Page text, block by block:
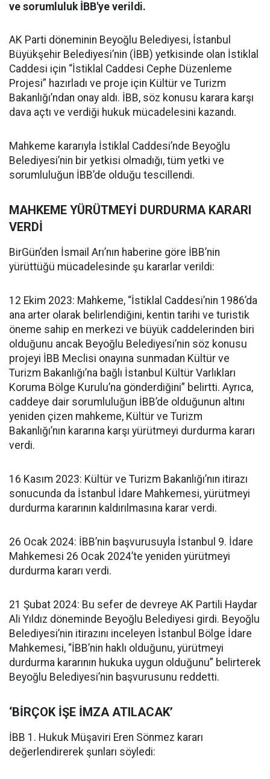
ve sorumluluk İBB'ye verildi.
AK Parti döneminin Beyoğlu Belediyesi, İstanbul
Büyükşehir Belediyesi’nin (İBB) yetkisinde olan İstiklal
Caddesi için “İstiklal Caddesi Cephe Düzenleme
Projesi” hazırladı ve proje için Kültür ve Turizm
Bakanlığı’ndan onay aldı. İBB, söz konusu karara karşı
dava açtı ve verdiği hukuk mücadelesini kazandı.
Mahkeme kararıyla İstiklal Caddesi’nde Beyoğlu
Belediyesi’nin bir yetkisi olmadığı, tüm yetki ve
sorumluluğun İBB’de olduğu tescillendi.
MAHKEME YÜRÜTMEYİ DURDURMA KARARI
VERDİ
BirGün’den İsmail Arı’nın haberine göre İBB’nin
yürüttüğü mücadelesinde şu kararlar verildi:
12 Ekim 2023: Mahkeme, “İstiklal Caddesi’nin 1986’da
ana arter olarak belirlendiğini, kentin tarihi ve turistik
öneme sahip en merkezi ve büyük caddelerinden biri
olduğunu ancak Beyoğlu Belediyesi’nin söz konusu
projeyi İBB Meclisi onayına sunmadan Kültür ve
Turizm Bakanlığı’na bağlı İstanbul Kültür Varlıkları
Koruma Bölge Kurulu’na gönderdiğini” belirtti. Ayrıca,
caddeye dair sorumluluğun İBB’de olduğunun altını
yeniden çizen mahkeme, Kültür ve Turizm
Bakanlığı’nın kararına karşı yürütmeyi durdurma kararı
verdi.
16 Kasım 2023: Kültür ve Turizm Bakanlığı’nın itirazı
sonucunda da İstanbul İdare Mahkemesi, yürütmeyi
durdurma kararının kaldırılmasına karar verdi.
26 Ocak 2024: İBB’nin başvurusuyla İstanbul 9. İdare
Mahkemesi 26 Ocak 2024’te yeniden yürütmeyi
durdurma kararı verdi.
21 Şubat 2024: Bu sefer de devreye AK Partili Haydar
Ali Yıldız döneminde Beyoğlu Belediyesi girdi. Beyoğlu
Belediyesi’nin itirazını inceleyen İstanbul Bölge İdare
Mahkemesi, “İBB’nin haklı olduğunu, yürütmeyi
durdurma kararının hukuka uygun olduğunu” belirterek
Beyoğlu Belediyesi’nin başvurusunu reddetti.
‘BİRÇOK İŞE İMZA ATILACAK’
İBB 1. Hukuk Müşaviri Eren Sönmez kararı
değerlendirerek şunları söyledi: